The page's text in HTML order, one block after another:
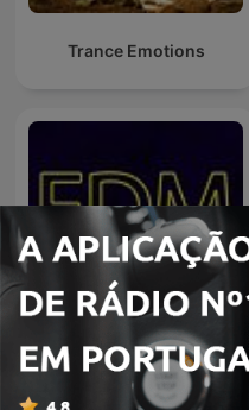
Trance Emotions
EDM Radio Show